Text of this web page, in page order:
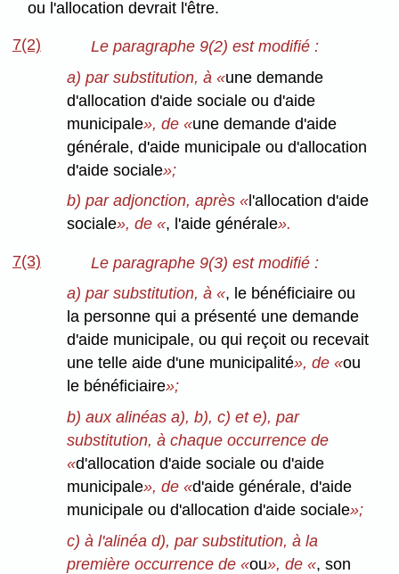
ou l'allocation devrait l'être.
7(2)
Le paragraphe 9(2) est modifié :
a) par substitution, à «une demande
d'allocation d'aide sociale ou d'aide
municipale», de «une demande d'aide
générale, d'aide municipale ou d'allocation
d'aide sociale»;
b) par adjonction, après « l'allocation d'aide
sociale», de «, l'aide générale».
7(3)
Le paragraphe 9(3) est modifié :
a) par substitution, à «, le bénéficiaire ou
la personne qui a présenté une demande
d'aide municipale, ou qui reçoit ou recevait
une telle aide d'une municipalité», de «ou
le bénéficiaire»;
b) aux alinéas a), b), c) et e), par
substitution, à chaque occurrence de
«d'allocation d'aide sociale ou d'aide
municipale», de «d'aide générale, d'aide
municipale ou d'allocation d'aide sociale»;
c) à l'alinéa d), par substitution, à la
première occurrence de «ou», de «, son